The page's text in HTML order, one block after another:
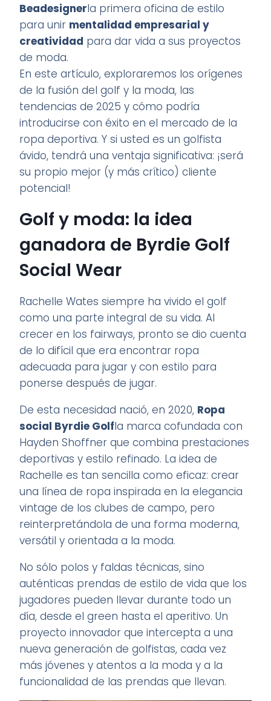
Beadesignerla primera oficina de estilo
para unir mentalidad empresarial y
creatividad para dar vida a sus proyectos
de moda.
En este artículo, exploraremos los orígenes
de la fusión del golf y la moda, las
tendencias de 2025 y cómo podría
introducirse con éxito en el mercado de la
ropa deportiva. Y si usted es un golfista
ávido, tendrá una ventaja significativa: ¡será
su propio mejor (y más crítico) cliente
potencial!
Golf y moda: la idea
ganadora de Byrdie Golf
Social Wear
Rachelle Wates siempre ha vivido el golf
como una parte integral de su vida. Al
crecer en los fairways, pronto se dio cuenta
de lo difícil que era encontrar ropa
adecuada para jugar y con estilo para
ponerse después de jugar.
De esta necesidad nació, en 2020, Ropa
social Byrdie Golfla marca cofundada con
Hayden Shoffner que combina prestaciones
deportivas y estilo refinado. La idea de
Rachelle es tan sencilla como eficaz: crear
una línea de ropa inspirada en la elegancia
vintage de los clubes de campo, pero
reinterpretándola de una forma moderna,
versátil y orientada a la moda.
No sólo polos y faldas técnicas, sino
auténticas prendas de estilo de vida que los
jugadores pueden llevar durante todo un
día, desde el green hasta el aperitivo. Un
proyecto innovador que intercepta a una
nueva generación de golfistas, cada vez
más jóvenes y atentos a la moda y a la
funcionalidad de las prendas que llevan.